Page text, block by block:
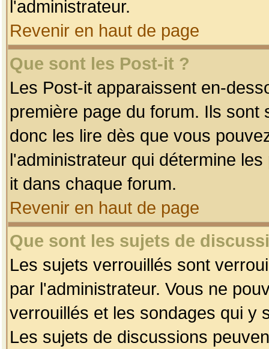
l'administrateur.
Revenir en haut de page
Que sont les Post-it ?
Les Post-it apparaissent en-
première page du forum. Ils
donc les lire dès que vous
l'administrateur qui détermine
it dans chaque forum.
Revenir en haut de page
Que sont les sujets de
Les sujets verrouillés sont
par l'administrateur. Vous ne
verrouillés et les sondages qui y
Les sujets de discussions